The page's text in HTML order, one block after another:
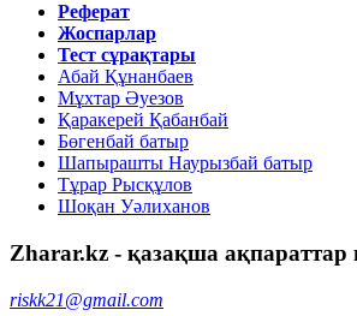
Реферат
Жоспарлар
Тест сұрақтары
Абай Құнанбаев
Мұхтар Әуезов
Қаракерей Қабанбай
Бөгенбай батыр
Шапырашты Наурызбай батыр
Тұрар Рысқұлов
Шоқан Уәлиханов
Zharar.kz - қазақша ақпараттар
riskk21@gmail.com